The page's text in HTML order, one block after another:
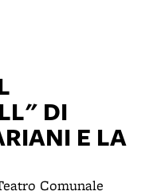
DI
E LA
Comunale